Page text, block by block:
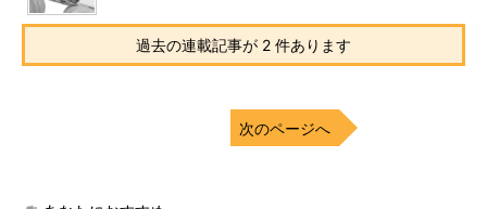
過去の連載記事が 2 件あります
次のページへ